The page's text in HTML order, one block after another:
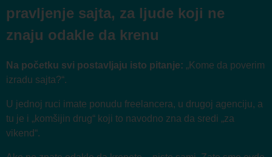
pravljenje sajta, za ljude koji ne
znaju odakle da krenu
Na početku svi postavljaju isto pitanje: „Kome da poverim
izradu sajta?“.
U jednoj ruci imate ponudu freelancera, u drugoj agenciju, a
tu je i „komšijin drug“ koji to navodno zna da sredi „za
vikend“.